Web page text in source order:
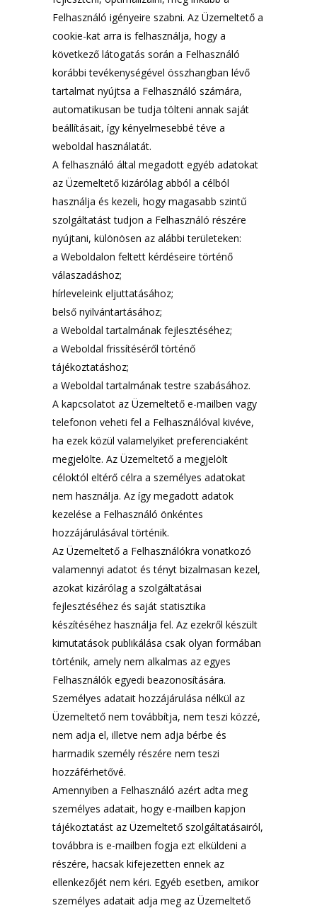
Felhasználó igényeire szabni. Az Üzemeltető a
cookie-kat arra is felhasználja, hogy a
következő látogatás során a Felhasználó
korábbi tevékenységével összhangban lévő
tartalmat nyújtsa a Felhasználó számára,
automatikusan be tudja tölteni annak saját
beállításait, így kényelmesebbé téve a
weboldal használatát.
A felhasználó által megadott egyéb adatokat
az Üzemeltető kizárólag abból a célból
használja és kezeli, hogy magasabb szintű
szolgáltatást tudjon a Felhasználó részére
nyújtani, különösen az alábbi területeken:
a Weboldalon feltett kérdéseire történő
válaszadáshoz;
hírleveleink eljuttatásához;
belső nyilvántartásához;
a Weboldal tartalmának fejlesztéséhez;
a Weboldal frissítéséről történő
tájékoztatáshoz;
a Weboldal tartalmának testre szabásához.
A kapcsolatot az Üzemeltető e-mailben vagy
telefonon veheti fel a Felhasználóval kivéve,
ha ezek közül valamelyiket preferenciaként
megjelölte. Az Üzemeltető a megjelölt
céloktól eltérő célra a személyes adatokat
nem használja. Az így megadott adatok
kezelése a Felhasználó önkéntes
hozzájárulásával történik.
Az Üzemeltető a Felhasználókra vonatkozó
valamennyi adatot és tényt bizalmasan kezel,
azokat kizárólag a szolgáltatásai
fejlesztéséhez és saját statisztika
készítéséhez használja fel. Az ezekről készült
kimutatások publikálása csak olyan formában
történik, amely nem alkalmas az egyes
Felhasználók egyedi beazonosítására.
Személyes adatait hozzájárulása nélkül az
Üzemeltető nem továbbítja, nem teszi közzé,
nem adja el, illetve nem adja bérbe és
harmadik személy részére nem teszi
hozzáférhetővé.
Amennyiben a Felhasználó azért adta meg
személyes adatait, hogy e-mailben kapjon
tájékoztatást az Üzemeltető szolgáltatásairól,
továbbra is e-mailben fogja ezt elküldeni a
részére, hacsak kifejezetten ennek az
ellenkezőjét nem kéri. Egyéb esetben, amikor
személyes adatait adja meg az Üzemeltető